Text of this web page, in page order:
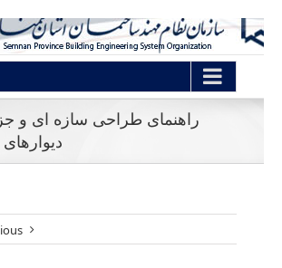
راهنمای طراحی سازه ای و